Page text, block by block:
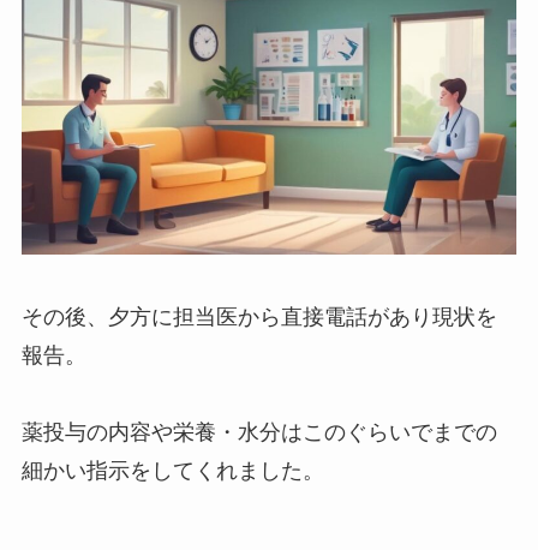
その後、夕方に担当医から直接電話があり現状を
報告。
薬投与の内容や栄養・水分はこのぐらいでまでの
細かい指示をしてくれました。